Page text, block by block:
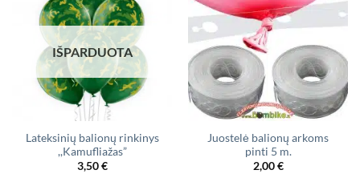
IŠPARDUOTA
Lateksinių balionų rinkinys
,,Kamufliažas”
3,50€
Juostelė balionų arkoms
pinti 5 m.
2,00€